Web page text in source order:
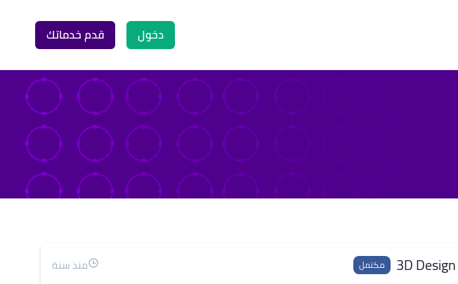
دخول قدم خدماتك
مكتمل
منذ سنة